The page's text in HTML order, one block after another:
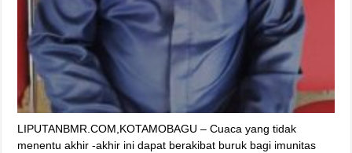
LIPUTANBMR.COM,KOTAMOBAGU – Cuaca yang tidak
menentu akhir -akhir ini dapat berakibat buruk bagi imunitas